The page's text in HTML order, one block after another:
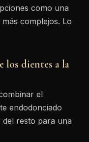
como una
complejos. Lo
los dientes a la
el
endodonciado
resto para una